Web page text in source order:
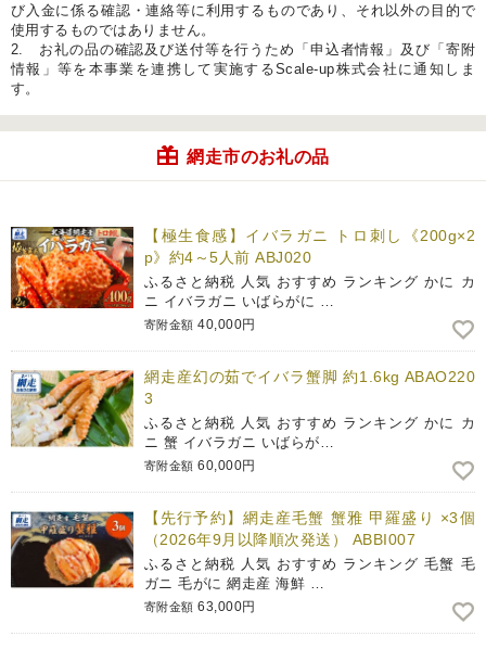
び入金に係る確認・連絡等に利用するものであり、それ以外の目的で
使用するものではありません。
2. お礼の品の確認及び送付等を行うため「申込者情報」及び「寄附
情報」等を本事業を連携して実施するScale-up株式会社に通知しま
す。
網走市のお礼の品
【極生食感】イバラガニ トロ刺し《200g×2
p》約4～5人前 ABJ020
ふるさと納税 人気 おすすめ ランキング かに カ
ニ イバラガニ いばらがに …
寄附金額 40,000円
網走産幻の茹でイバラ蟹脚 約1.6kg ABAO220
3
ふるさと納税 人気 おすすめ ランキング かに カ
ニ 蟹 イバラガニ いばらが…
寄附金額 60,000円
【先行予約】網走産毛蟹 蟹雅 甲羅盛り ×3個
（2026年9月以降順次発送） ABBI007
ふるさと納税 人気 おすすめ ランキング 毛蟹 毛
ガニ 毛がに 網走産 海鮮 …
寄附金額 63,000円